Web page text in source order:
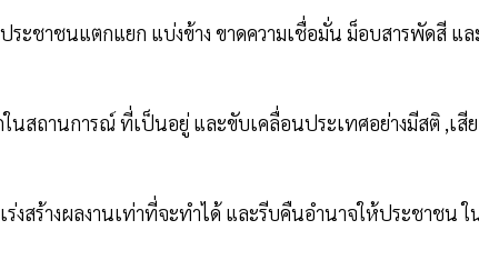
ะชาชนแตกแยก แบ่งข้าง ขาดความเชื่อมั่น ม็อบสารพัดสี แล
นสถานการณ์ ที่เป็นอยู่ และขับเคลื่อนประเทศอย่างมีสติ ,เสีย
สร้างผลงานเท่าที่จะทำได้ และรีบคืนอำนาจให้ประชาชน ใ